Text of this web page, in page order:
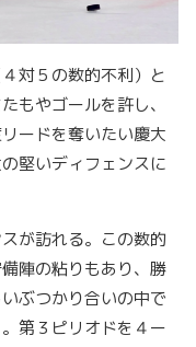
対５の数的不利）と
もやゴールを許し、
ードを奪いたい慶大
堅いディフェンスに
が訪れる。この数的
陣の粘りもあり、勝
ぶつかり合いの中で
第３ピリオドを４ー